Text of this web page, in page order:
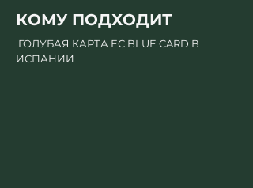
КОМУ ПОДХОДИТ
ИСПАНИИ